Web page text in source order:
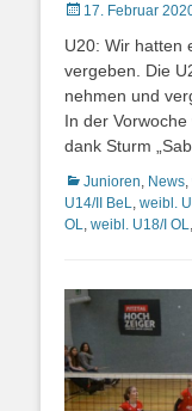
Posted17. Februar
U20: Wir
vergeben. Die
nehmen und
In der
dank Sturm
Kategorien
Junioren, News,
U14/II BeL, weibl.
OL, weibl. U18/I OL,